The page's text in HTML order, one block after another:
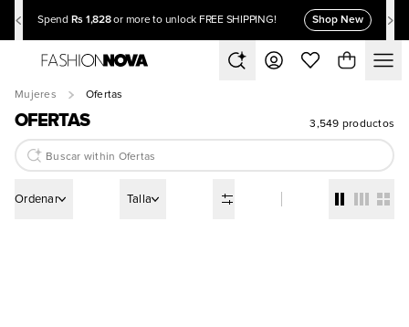
Spend Rs 1,828 or more to unlock FREE SHIPPING! Shop New
Mujeres Ofertas
OFERTAS 3,549 productos
Ordenar Talla